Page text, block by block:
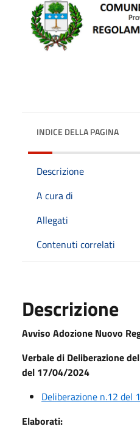
INDICE DELLA PAGINA
Descrizione
A cura di
Allegati
Contenuti correlati
Descrizione
Avviso Adozione Nuovo
Verbale di Deliberazione
del 17/04/2024
Deliberazione n.12
Elaborati: